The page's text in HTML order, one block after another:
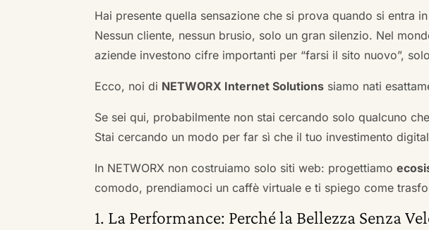
Hai presente quella sensazione che si prova quando si entra
Nessun cliente, nessun brusio, solo un gran silenzio. Nel
aziende investono cifre importanti per “farsi il sito nuovo”,
Ecco, noi di NETWORX Internet Solutions siamo nati
Se sei qui, probabilmente non stai cercando solo qualcuno
Stai cercando un modo per far sì che il tuo investimento
In NETWORX non costruiamo solo siti web: progettiamo
comodo, prendiamoci un caffè virtuale e ti spiego come
1. La Performance: Perché la Bellezza Senza